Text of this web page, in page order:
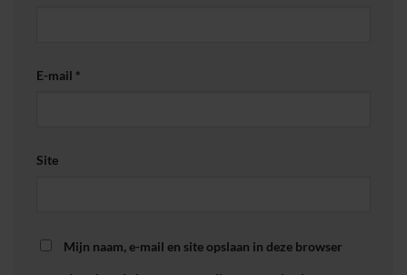
E-mail *
Site
Mijn naam, e-mail en site opslaan in deze browser